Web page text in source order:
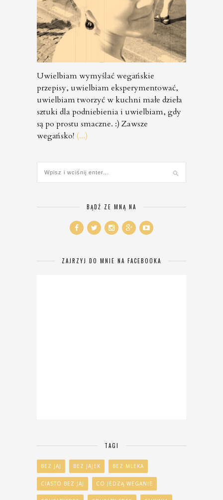
Uwielbiam wymyślać wegańskie
przepisy, uwielbiam eksperymentować,
uwielbiam tworzyć w kuchni małe dzieła
sztuki dla podniebienia i uwielbiam, gdy
są po prostu smaczne. :) Zawsze
wegańsko! (...)
BĄDŹ ZE MNĄ NA
ZAJRZYJ DO MNIE NA FACEBOOKA
TAGI
BEZ JAJ BEZ JAJEK BEZ MLEKA
CIASTO BEZ JAJ CO JEDZĄ WEGANIE